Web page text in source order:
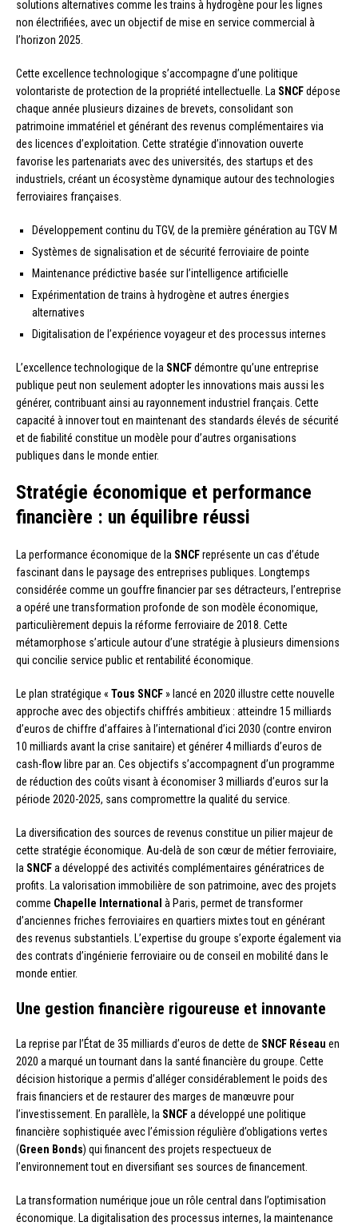
solutions alternatives comme les trains à hydrogène pour les lignes
non électrifiées, avec un objectif de mise en service commercial à
l’horizon 2025.
Cette excellence technologique s’accompagne d’une politique
volontariste de protection de la propriété intellectuelle. La SNCFdépose
chaque année plusieurs dizaines de brevets, consolidant son
patrimoine immatériel et générant des revenus complémentaires via
des licences d’exploitation. Cette stratégie d’innovation ouverte
favorise les partenariats avec des universités, des startups et des
industriels, créant un écosystème dynamique autour des technologies
ferroviaires françaises.
Développement continu du TGV, de la première génération au TGV M
Systèmes de signalisation et de sécurité ferroviaire de pointe
Maintenance prédictive basée sur l’intelligence artificielle
Expérimentation de trains à hydrogène et autres énergies
alternatives
Digitalisation de l’expérience voyageur et des processus internes
L’excellence technologique de la SNCFdémontre qu’une entreprise
publique peut non seulement adopter les innovations mais aussi les
générer, contribuant ainsi au rayonnement industriel français. Cette
capacité à innover tout en maintenant des standards élevés de sécurité
et de fiabilité constitue un modèle pour d’autres organisations
publiques dans le monde entier.
Stratégie économique et performance
financière : un équilibre réussi
La performance économique de la SNCFreprésente un cas d’étude
fascinant dans le paysage des entreprises publiques. Longtemps
considérée comme un gouffre financier par ses détracteurs, l’entreprise
a opéré une transformation profonde de son modèle économique,
particulièrement depuis la réforme ferroviaire de 2018. Cette
métamorphose s’articule autour d’une stratégie à plusieurs dimensions
qui concilie service public et rentabilité économique.
Le plan stratégique « Tous SNCF» lancé en 2020 illustre cette nouvelle
approche avec des objectifs chiffrés ambitieux : atteindre 15 milliards
d’euros de chiffre d’affaires à l’international d’ici 2030 (contre environ
10 milliards avant la crise sanitaire) et générer 4 milliards d’euros de
cash-flow libre par an. Ces objectifs s’accompagnent d’un programme
de réduction des coûts visant à économiser 3 milliards d’euros sur la
période 2020-2025, sans compromettre la qualité du service.
La diversification des sources de revenus constitue un pilier majeur de
cette stratégie économique. Au-delà de son cœur de métier ferroviaire,
la SNCFa développé des activités complémentaires génératrices de
profits. La valorisation immobilière de son patrimoine, avec des projets
comme Chapelle International à Paris, permet de transformer
d’anciennes friches ferroviaires en quartiers mixtes tout en générant
des revenus substantiels. L’expertise du groupe s’exporte également via
des contrats d’ingénierie ferroviaire ou de conseil en mobilité dans le
monde entier.
Une gestion financière rigoureuse et innovante
La reprise par l’État de 35 milliards d’euros de dette de SNCF Réseau en
2020 a marqué un tournant dans la santé financière du groupe. Cette
décision historique a permis d’alléger considérablement le poids des
frais financiers et de restaurer des marges de manœuvre pour
l’investissement. En parallèle, la SNCFa développé une politique
financière sophistiquée avec l’émission régulière d’obligations vertes
(Green Bonds) qui financent des projets respectueux de
l’environnement tout en diversifiant ses sources de financement.
La transformation numérique joue un rôle central dans l’optimisation
économique. La digitalisation des processus internes, la maintenance